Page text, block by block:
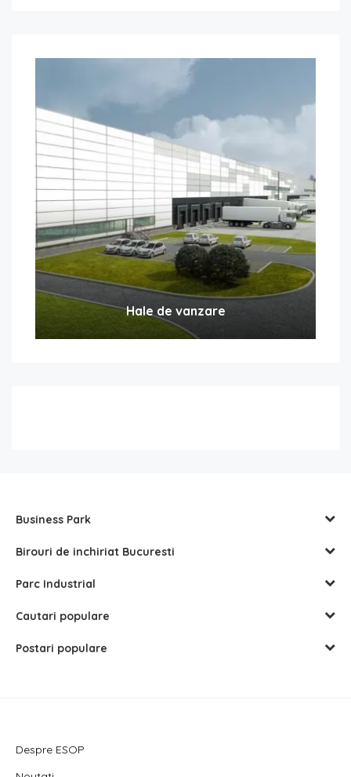
Hale de vanzare
Business Park
Birouri de inchiriat Bucuresti
Parc Industrial
Cautari populare
Postari populare
Despre ESOP